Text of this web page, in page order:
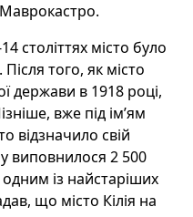
століттях місто було
того, як місто
держави в 1918 році,
вже під ім’ям
відзначило свій
виповнилося 2 500
із найстаріших
що місто Кілія на